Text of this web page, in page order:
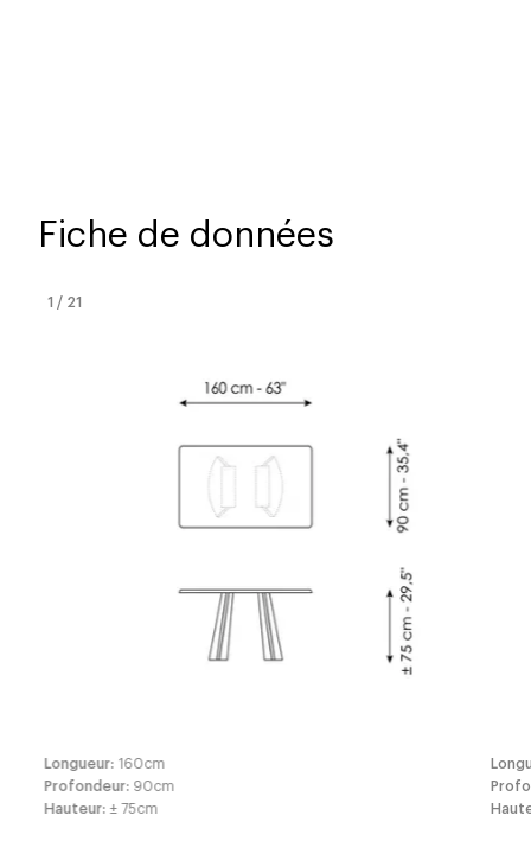
Fiche de données
Longueur: 160cm
Profondeur: 90cm
Hauteur: ± 75cm
1 / 21